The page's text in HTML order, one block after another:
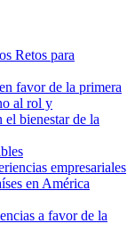
Retos para
favor de la primera
al rol y
el bienestar de la
empresariales
en América
a favor de la